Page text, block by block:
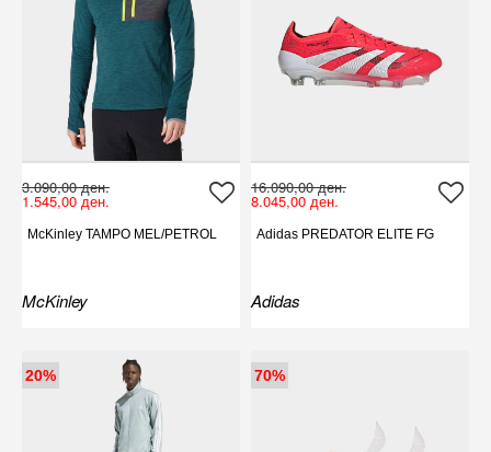
3.090,00 ден.
1.545,00 ден.
McKinley TAMPO MEL/PETROL
McKinley
16.090,00 ден.
8.045,00 ден.
Adidas PREDATOR ELITE FG
Adidas
20% 70%